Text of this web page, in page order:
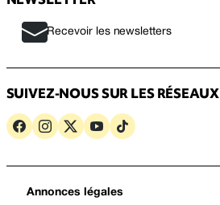
Recevoir les newsletters
SUIVEZ-NOUS SUR LES RÉSEAUX
Annonces légales